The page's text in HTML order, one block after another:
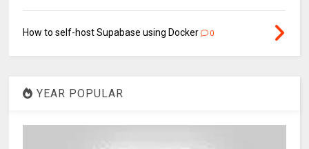
How to self-host Supabase using Docker 0
YEAR POPULAR